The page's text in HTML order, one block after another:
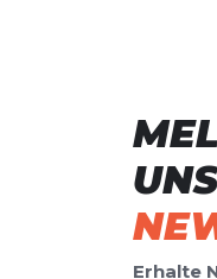
Erhalte